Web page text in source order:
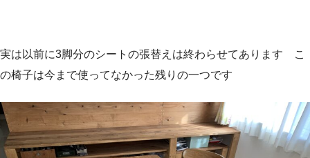
実は以前に3脚分のシートの張替えは終わらせてあります こ
の椅子は今まで使ってなかった残りの一つです